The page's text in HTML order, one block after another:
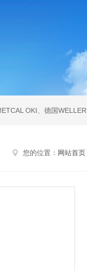
您的位置： 网站首页